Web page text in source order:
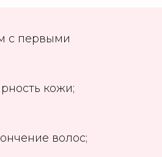
с первыми
кожи;
волос;